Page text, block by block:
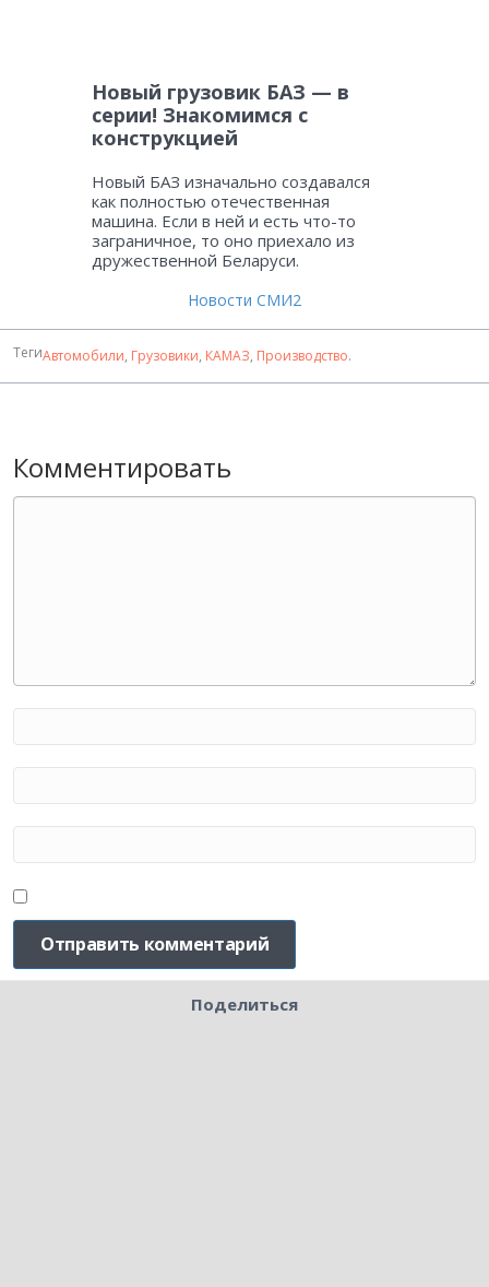
Новый грузовик БАЗ — в
серии! Знакомимся с
конструкцией
Новый БАЗ изначально создавался
как полностью отечественная
машина. Если в ней и есть что-то
заграничное, то оно приехало из
дружественной Беларуси.
Новости СМИ2
ТегиАвтомобили, Грузовики, КАМАЗ, Производство.
Комментировать
Поделиться